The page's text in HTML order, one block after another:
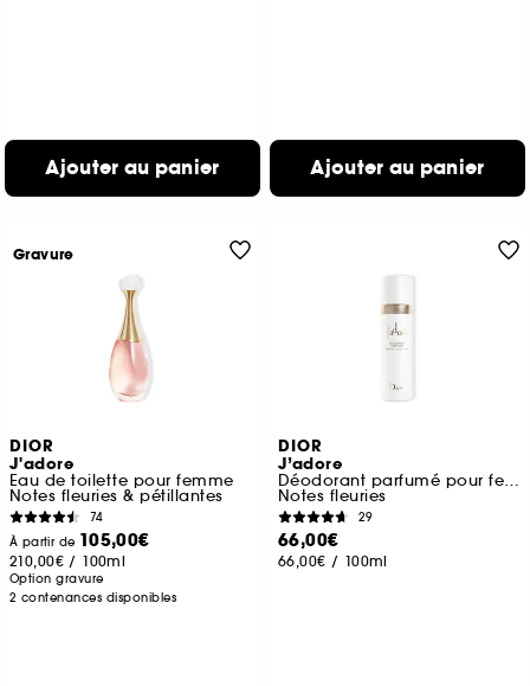
Ajouter au panier Ajouter au panier
DIOR
J'adore
Eau de toilette pour femme
Notes fleuries & pétillantes
74
À partir de 105,00€
210,00€ / 100ml
Option gravure
2 contenances disponibles
Gravure
DIOR
J’adore
Déodorant parfumé pour femme vaporisateur
Notes fleuries
29
66,00€
66,00€ / 100ml